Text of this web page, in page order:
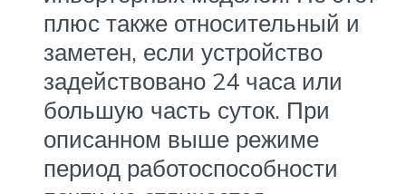
плюс также относительный и
заметен, если устройство
задействовано 24 часа или
большую часть суток. При
описанном выше режиме
период работоспособности